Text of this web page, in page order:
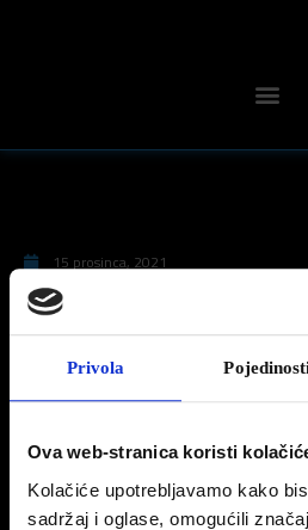
Privola
Ova web-stranica koristi
Kolačiće upotrebljavamo kako
sadržaj i oglase, omogućili
15 prosinca, 2021
Nije važno o kojoj cesti
Nije važno o kojoj cesti je riječ sve dok ste u